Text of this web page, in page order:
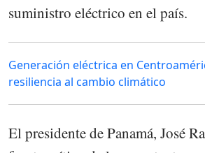
suministro eléctrico en el país.
Generación eléctrica en
resiliencia al cambio climático
El presidente de Panamá, José